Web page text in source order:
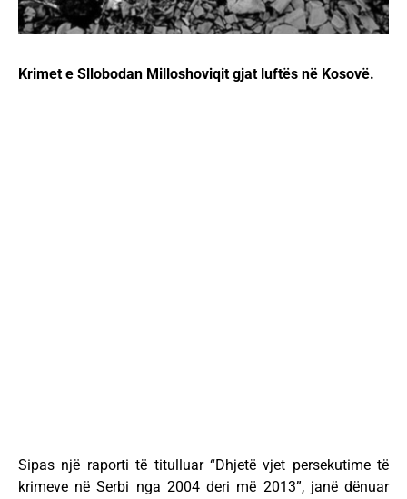
Krimet e Sllobodan Milloshoviqit gjat luftës në Kosovë.
Sipas një raporti të titulluar “Dhjetë vjet persekutime të
krimeve në Serbi nga 2004 deri më 2013”, janë dënuar